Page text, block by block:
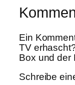
Ein
TV
Box und der
Schreibe